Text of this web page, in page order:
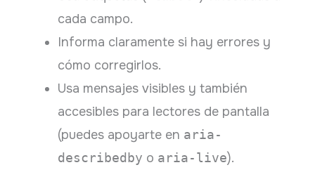
cada campo.
Informa claramente si hay errores y
cómo corregirlos.
Usa mensajes visibles y también
accesibles para lectores de pantalla
(puedes apoyarte en aria-
describedby o aria-live).